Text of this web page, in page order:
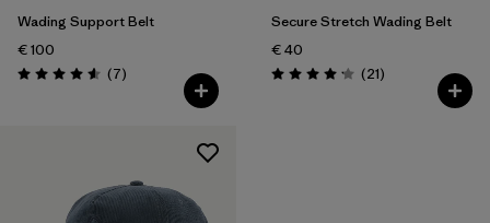
Wading Support Belt
€ 100
Bewertung: 4.6 / 5
(7Rezensionen
)
Secure Stretch Wading Belt
€ 40
Bewertung: 4.2 / 5
(21Rezensionen
)